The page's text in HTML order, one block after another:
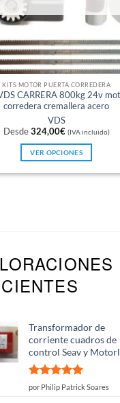
KITS MOTOR PUERTA CORREDERA
CARRERA 800kg 24v
corredera cremallera acero
VDS
Desde 324,00€ (IVA incluido)
VER OPCIONES
se
elegir
página
de
producto
Transformador de
corriente cuadros de
control Seav y
Valorado
por Philip Patrick Soares